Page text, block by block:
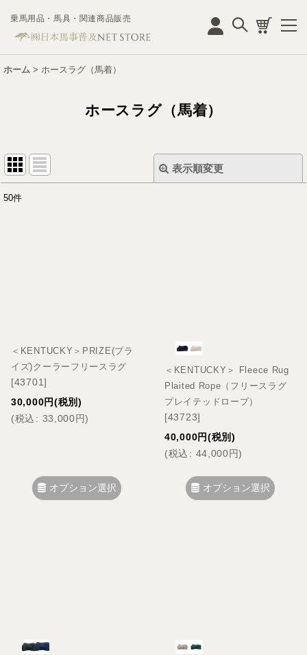
乗馬用品・馬具・関連商品販売
ホーム > ホースラグ（馬着）
ホースラグ（馬着）
表示順変更
50件
＜KENTUCKY＞PRIZE(プラ
イズ)クーラーフリースラグ
[43701]
30,000円(税別)
(税込 : 33,000円)
オプション選択
＜KENTUCKY＞ Fleece Rug
Plaited Rope（フリースラグ
プレイテッドロープ）
[43723]
40,000円(税別)
(税込 : 44,000円)
オプション選択